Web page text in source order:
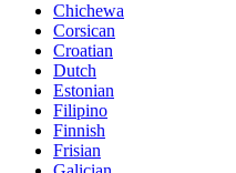
Chichewa
Corsican
Croatian
Dutch
Estonian
Filipino
Finnish
Frisian